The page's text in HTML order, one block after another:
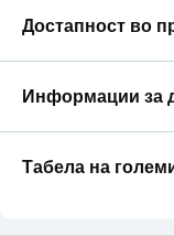
Достапност во
Информации за
Табела на